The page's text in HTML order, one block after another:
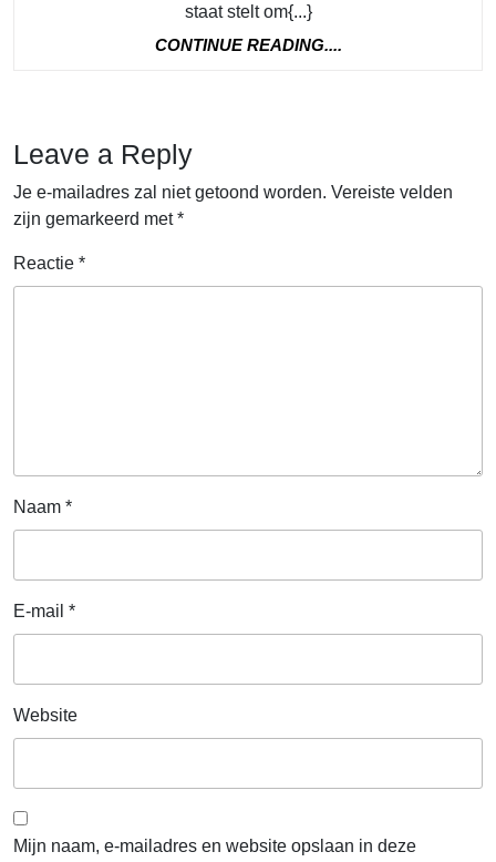
staat stelt om{...}
CONTINUE READING....
Leave a Reply
Je e-mailadres zal niet getoond worden. Vereiste velden
zijn gemarkeerd met*
Reactie *
Naam *
E-mail *
Website
Mijn naam, e-mailadres en website opslaan in deze